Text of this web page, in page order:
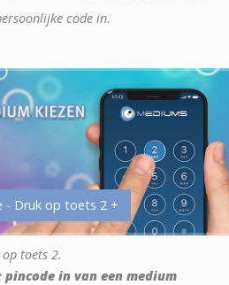
code in.
- Druk op toets 2 +
toets 2.
pincode in van een medium